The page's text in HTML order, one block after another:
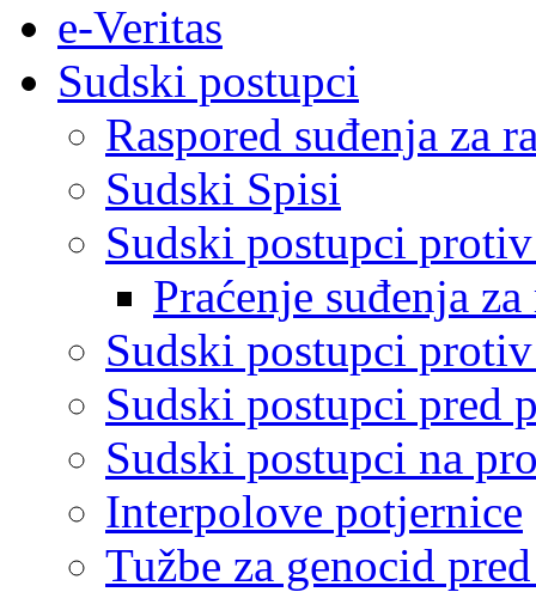
e-Veritas
Sudski postupci
Raspored suđenja za
Sudski Spisi
Sudski postupci
Praćenje suđenja
Sudski postupci
Sudski postupci pred
Sudski postupci na
Interpolove potjernice
Tužbe za genocid